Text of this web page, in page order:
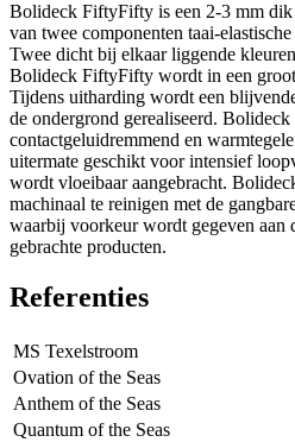
Bolideck FiftyFifty is een 2-3 mm dik
van twee componenten taai-
Twee dicht bij elkaar liggende
Bolideck FiftyFifty wordt in een
Tijdens uitharding wordt een
de ondergrond gerealiseerd.
contactgeluidremmend en
uitermate geschikt voor intensief
wordt vloeibaar aangebracht.
machinaal te reinigen met de
waarbij voorkeur wordt gegeven aan
gebrachte producten.
Referenties
MS Texelstroom
Ovation of the Seas
Anthem of the Seas
Quantum of the Seas